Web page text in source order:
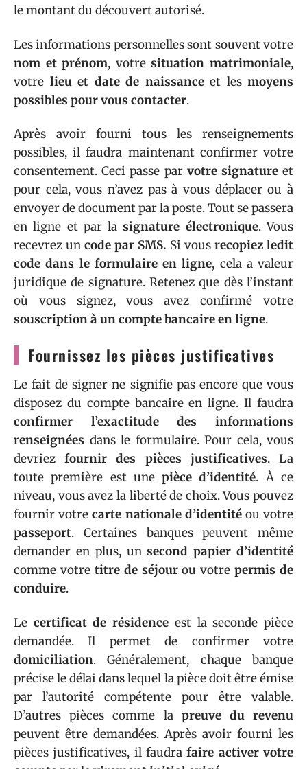
le montant du découvert autorisé.
Les informations personnelles sont souvent votre
nom et prénom, votresituation matrimoniale,
votre lieu et date de naissanceet les moyens
possibles pour vous contacter.
Après avoir fourni tous les renseignements
possibles, il faudra maintenant confirmer votre
consentement. Ceci passe par votre signatureet
pour cela, vous n’avez pas à vous déplacer ou à
envoyer de document par la poste. Tout se passera
en ligne et par lasignature électronique. Vous
recevrez un code par SMS. Si vous recopiez ledit
code dans le formulaire en ligne, cela a valeur
juridique de signature. Retenez que dès l’instant
où vous signez, vous avez confirmé votre
souscription à un compte bancaire en ligne.
Fournissez les pièces justificatives
Le fait de signer ne signifie pas encore que vous
disposez du compte bancaire en ligne. Il faudra
confirmer l’exactitude des informations
renseignées dans le formulaire. Pour cela, vous
devriezfournir des pièces justificatives. La
toute première est unepièce d’identité. À ce
niveau, vous avez la liberté de choix. Vous pouvez
fournir votrecarte nationale d’identitéou votre
passeport. Certaines banques peuvent même
demander en plus, unsecond papier d’identité
comme votre titre de séjourou votrepermis de
conduire.
Le certificat de résidence est la seconde pièce
demandée. Il permet de confirmer votre
domiciliation. Généralement, chaque banque
précise le délai dans lequel la pièce doit être émise
par l’autorité compétente pour être valable.
D’autres pièces comme la preuve du revenu
peuvent être demandées. Après avoir fourni les
pièces justificatives, il faudrafaire activer votre